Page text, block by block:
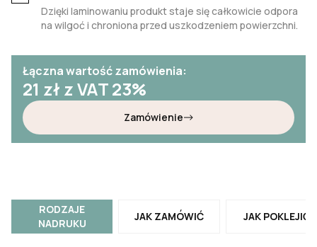
Dzięki laminowaniu produkt staje się całkowicie odpora
na wilgoć i chroniona przed uszkodzeniem powierzchni.
Łączna wartość zamówienia:
21 zł z VAT 23%
Zamówienie
RODZAJE
NADRUKU
JAK ZAMÓWIĆ JAK POKLEJIĆ